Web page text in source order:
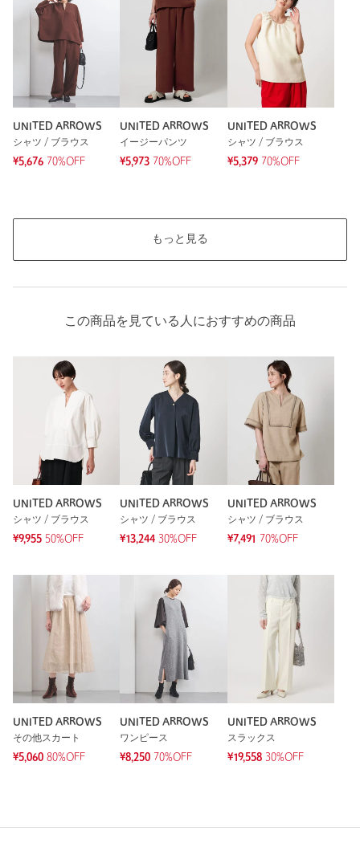
もっと見る
UNITED ARROWS
シャツ / ブラウス
¥5,676 70%OFF
UNITED ARROWS
イージーパンツ
¥5,973 70%OFF
UNITED ARROWS
シャツ / ブラウス
¥5,379 70%OFF
もっと見る
この商品を見ている人におすすめの商品
UNITED ARROWS
シャツ / ブラウス
¥9,955 50%OFF
UNITED ARROWS
シャツ / ブラウス
¥13,244 30%OFF
UNITED ARROWS
シャツ / ブラウス
¥7,491
70%OFF
UNITED ARROWS
その他スカート
¥5,060 80%OFF
UNITED ARROWS
ワンピース
¥8,250 70%OFF
UNITED ARROWS
スラックス
¥19,558 30%OFF